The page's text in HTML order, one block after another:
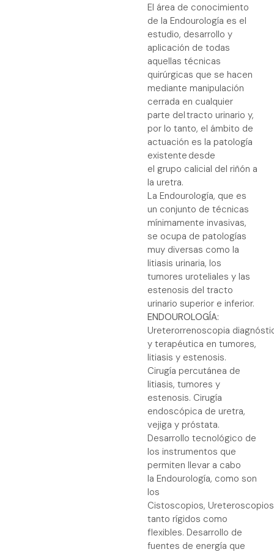
El área de conocimiento
de la Endourología es el
estudio, desarrollo y
aplicación de todas
aquellas técnicas
quirúrgicas que se hacen
mediante manipulación
cerrada en cualquier
parte del tracto urinario y,
por lo tanto, el ámbito de
actuación es la patología
existente desde
el grupo calicial del riñón a
la uretra.
La Endourología, que es
un conjunto de técnicas
mínimamente invasivas,
se ocupa de patologías
muy diversas como la
litiasis urinaria, los
tumores uroteliales y las
estenosis del tracto
urinario superior e inferior.
ENDOUROLOGÍA:
Ureterorrenoscopia
y terapéutica en tumores,
litiasis y estenosis.
Cirugía percutánea de
litiasis, tumores y
estenosis. Cirugía
endoscópica de uretra,
vejiga y próstata.
Desarrollo tecnológico de
los instrumentos que
permiten llevar a cabo
la Endourología, como son
los
Cistoscopios,
tanto rígidos como
flexibles. Desarrollo de
fuentes de energía que